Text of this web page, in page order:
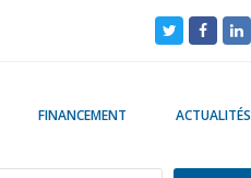
Twitter
FINANCEMENT ACTUALITÉS